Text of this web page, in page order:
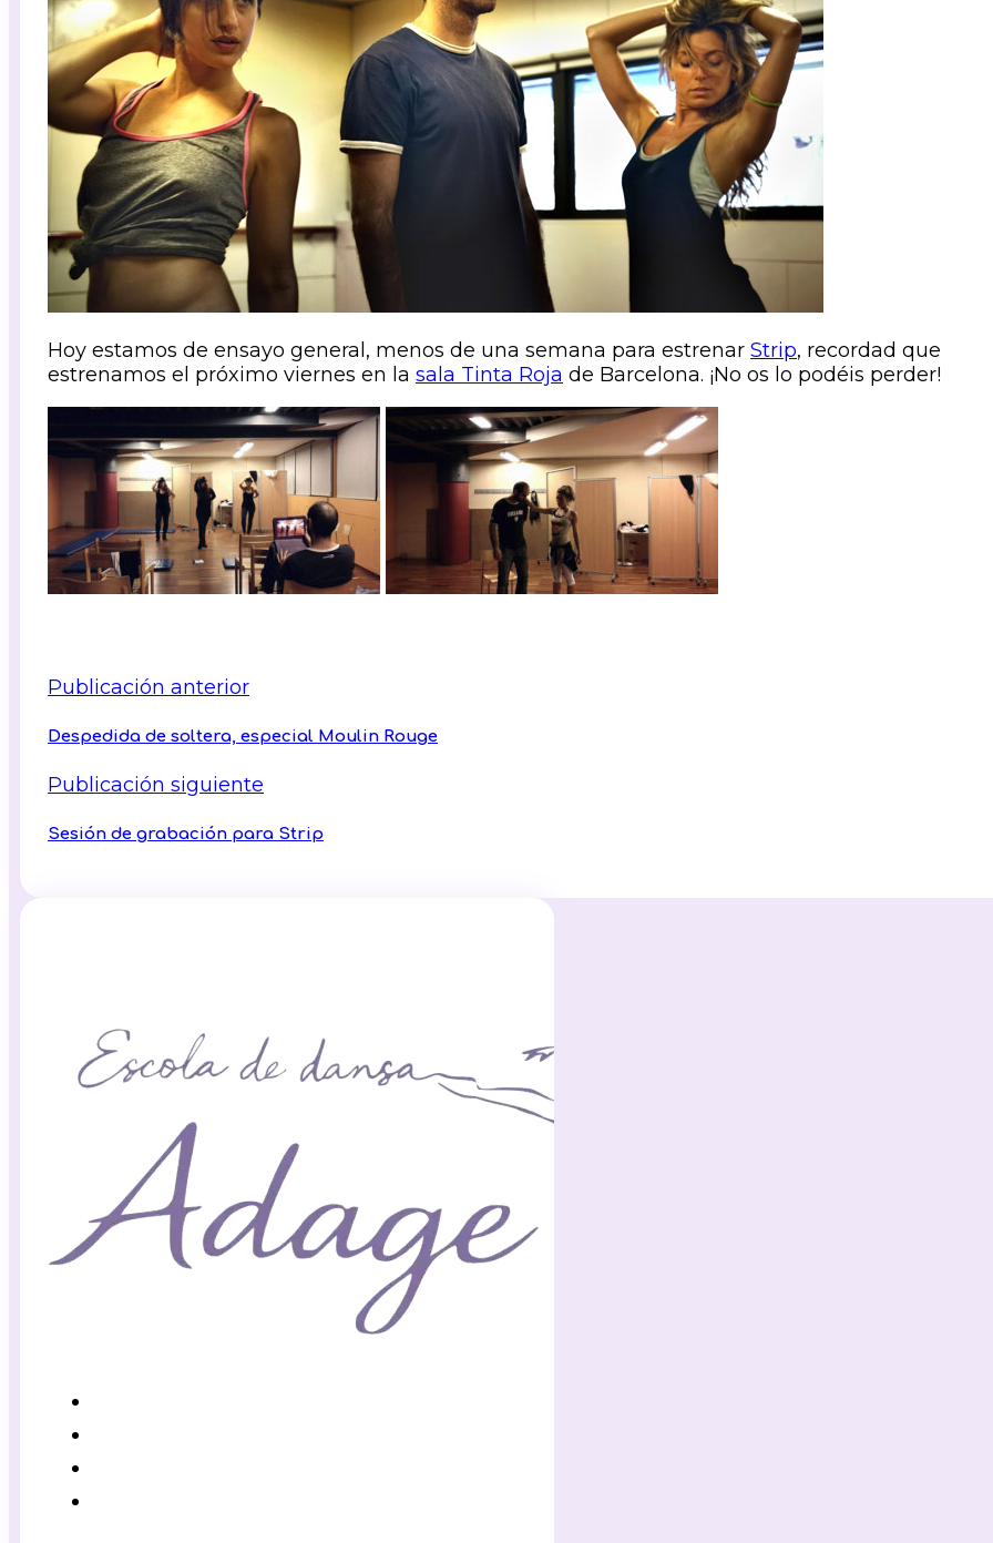
Hoy estamos de ensayo general, menos de una semana para estrenar Strip, recordad que
estrenamos el próximo viernes en la sala Tinta Roja de Barcelona. ¡No os lo podéis perder!
Publicación anterior
Despedida de soltera, especial Moulin Rouge
Publicación siguiente
Sesión de grabación para Strip